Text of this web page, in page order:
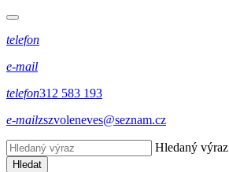
telefon
e-mail
telefon312 583 193
e-mailzszvoleneves@seznam.cz
Hledaný výraz
Hledat